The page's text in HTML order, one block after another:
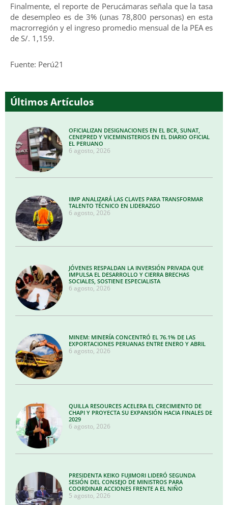
Finalmente, el reporte de Perucámaras señala que la tasa
de desempleo es de 3% (unas 78,800 personas) en esta
macrorregión y el ingreso promedio mensual de la PEA es
de S/. 1,159.
Fuente: Perú21
Últimos Artículos
OFICIALIZAN DESIGNACIONES EN EL BCR, SUNAT,
CENEPRED Y VICEMINISTERIOS EN EL DIARIO OFICIAL
EL PERUANO
6 agosto, 2026
IIMP ANALIZARÁ LAS CLAVES PARA TRANSFORMAR
TALENTO TÉCNICO EN LIDERAZGO
6 agosto, 2026
JÓVENES RESPALDAN LA INVERSIÓN PRIVADA QUE
IMPULSA EL DESARROLLO Y CIERRA BRECHAS
SOCIALES, SOSTIENE ESPECIALISTA
6 agosto, 2026
MINEM: MINERÍA CONCENTRÓ EL 76.1% DE LAS
EXPORTACIONES PERUANAS ENTRE ENERO Y ABRIL
6 agosto, 2026
QUILLA RESOURCES ACELERA EL CRECIMIENTO DE
CHAPI Y PROYECTA SU EXPANSIÓN HACIA FINALES DE
2029
6 agosto, 2026
PRESIDENTA KEIKO FUJIMORI LIDERÓ SEGUNDA
SESIÓN DEL CONSEJO DE MINISTROS PARA
COORDINAR ACCIONES FRENTE A EL NIÑO
5 agosto, 2026